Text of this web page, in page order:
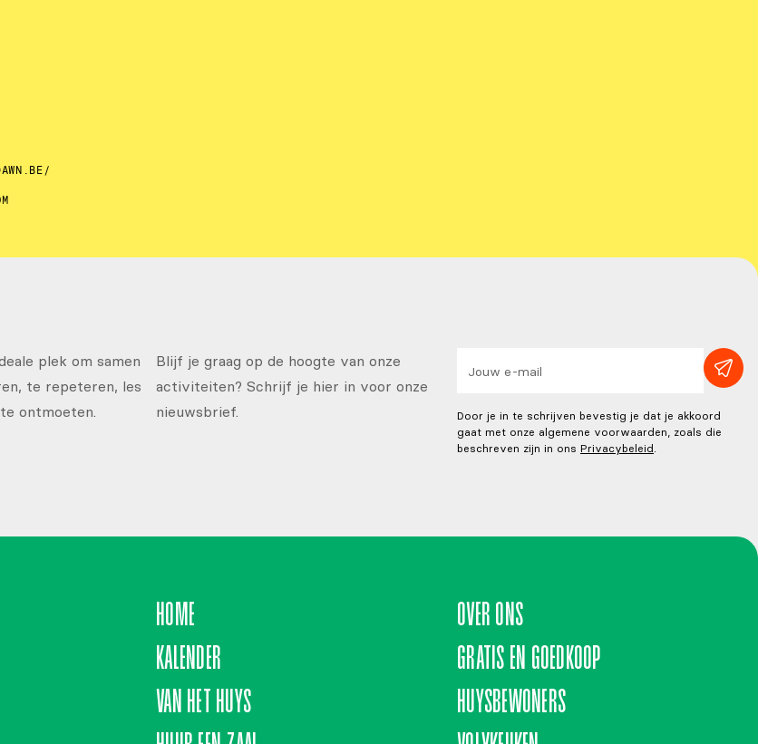
plek om samen
te repeteren, les
ontmoeten.
Blijf je graag op de hoogte van onze
activiteiten? Schrijf je hier in voor onze
nieuwsbrief.
Door je in te schrijven bevestig je dat je akkoord
gaat met onze algemene voorwaarden, zoals die
beschreven zijn in ons Privacybeleid.
HOME
KALENDER
VAN HET HUYS
OVER ONS
GRATIS EN GOEDKOOP
HUYSBEWONERS